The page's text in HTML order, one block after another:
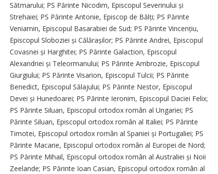
Sătmarului; PS Părinte Nicodim, Episcopul Severinului și
Strehaiei; PS Părinte Antonie, Episcop de Bălți; PS Părinte
Veniamin, Episcopul Basarabiei de Sud; PS Părinte Vincențiu,
Episcopul Sloboziei și Călărașilor; PS Părinte Andrei, Episcopul
Covasnei și Harghitei; PS Părinte Galaction, Episcopul
Alexandriei și Teleormanului; PS Părinte Ambrozie, Episcopul
Giurgiului; PS Părinte Visarion, Episcopul Tulcii; PS Părinte
Benedict, Episcopul Sălajului; PS Părinte Nestor, E­piscopul
Devei și Hunedoarei; PS Părinte Ieronim, Episcopul Daciei Felix;
PS Părinte Siluan, Episcopul ortodox român al Ungariei; PS
Părinte Siluan, Episcopul ortodox român al Italiei; PS Părinte
Timotei, Episcopul ortodox român al Spaniei și Portugaliei; PS
Părinte Macarie, Episcopul ortodox român al Europei de Nord;
PS Părinte Mihail, Episcopul ortodox român al Australiei și Noii
Zeelande; PS Părinte Ioan Casian, Episcopul ortodox român al